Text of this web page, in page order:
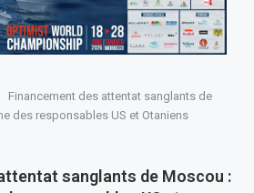
Financement des attentat sanglants de
des responsables US et Otaniens
sanglants de Moscou :